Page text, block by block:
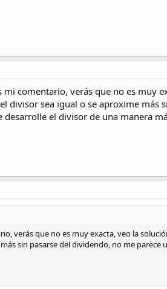
comentario, verás que no es muy
sea igual o se aproxime más
el divisor de una manera
verás que no es muy exacta, veo la
sin pasarse del dividendo, no me parece